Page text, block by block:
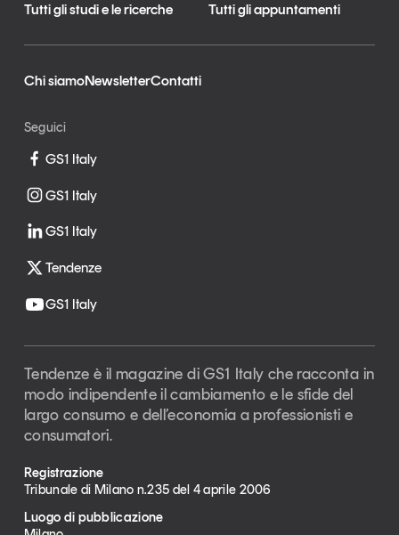
Tutti gli studi e le ricerche Tutti gli appuntamenti
Chi siamoNewsletterContatti
Seguici
GS1 Italy
GS1 Italy
GS1 Italy
Tendenze
GS1 Italy
Tendenze è il magazine di GS1 Italy che racconta in
modo indipendente il cambiamento e le sfide del
largo consumo e dell’economia a professionisti e
consumatori.
Registrazione
Tribunale di Milano n.235 del 4 aprile 2006
Luogo di pubblicazione